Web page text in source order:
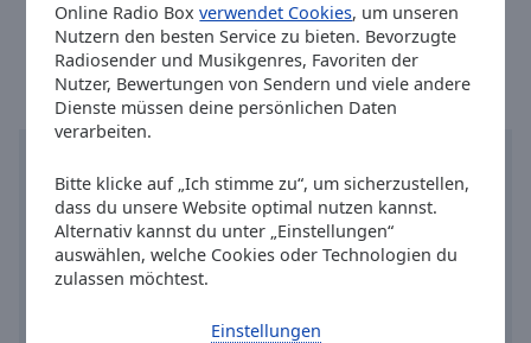
Online Radio Boxverwendet Cookies, um unseren
Nutzern den besten Service zu bieten. Bevorzugte
Radiosender und Musikgenres, Favoriten der
Nutzer, Bewertungen von Sendern und viele andere
Dienste müssen deine persönlichen Daten
verarbeiten.
Bitte klicke auf „Ich stimme zu“, um sicherzustellen,
dass du unsere Website optimal nutzen kannst.
Alternativ kannst du unter „Einstellungen“
auswählen, welche Cookies oder Technologien du
zulassen möchtest.
Einstellungen
Family
Ortszeit in Ulm: 06:35,08.07.2026